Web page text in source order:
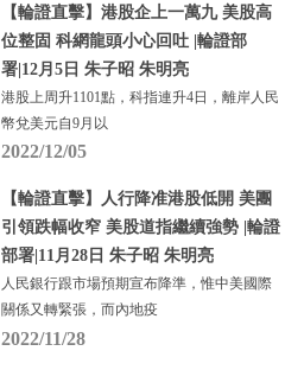
【輪證直擊】港股企上一萬九 美股高
位整固 科網龍頭小心回吐 |輪證部
署|12月5日 朱子昭 朱明亮
港股上周升1101點，科指連升4日，離岸人民
幣兌美元自9月以
2022/12/05
【輪證直擊】人行降准港股低開 美團
引領跌幅收窄 美股道指繼續強勢 |輪證
部署|11月28日 朱子昭 朱明亮
人民銀行跟市場預期宣布降準，惟中美國際
關係又轉緊張，而內地疫
2022/11/28